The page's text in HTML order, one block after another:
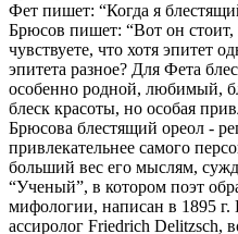
Фет пишет: “Когда я
Брюсов пишет: “Вот он
чувствуете, что хотя эпитет
эпитета разное? Для Фета
особенно родной, любимый,
блеск красоты, но особая
Брюсова блестящий ореол -
привлекательнее самого
больший вес его мыслям,
“Ученый”, в котором поэт
мифологии, написан в 1895 г.
ассиролог Friedrich